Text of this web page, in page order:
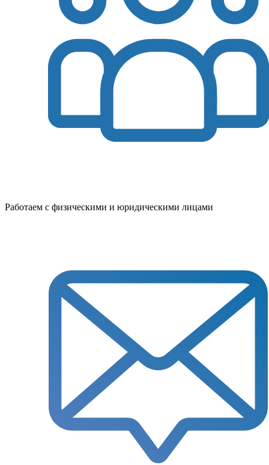
Работаем с физическими и юридическими лицами